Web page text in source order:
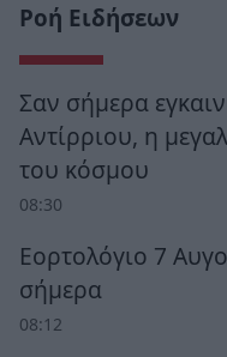
Ροή Ειδήσεων
Σαν σήμερα
Αντίρριου, η
του κόσμου
08:30
Εορτολόγιο 7
σήμερα
08:12